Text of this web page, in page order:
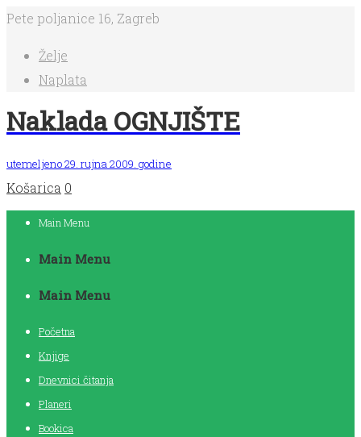
Pete poljanice 16, Zagreb
Želje
Naplata
Naklada OGNJIŠTE
utemeljeno 29. rujna 2009. godine
Košarica 0
Main Menu
Main Menu
Main Menu
Početna
Knjige
Dnevnici čitanja
Planeri
Bookica